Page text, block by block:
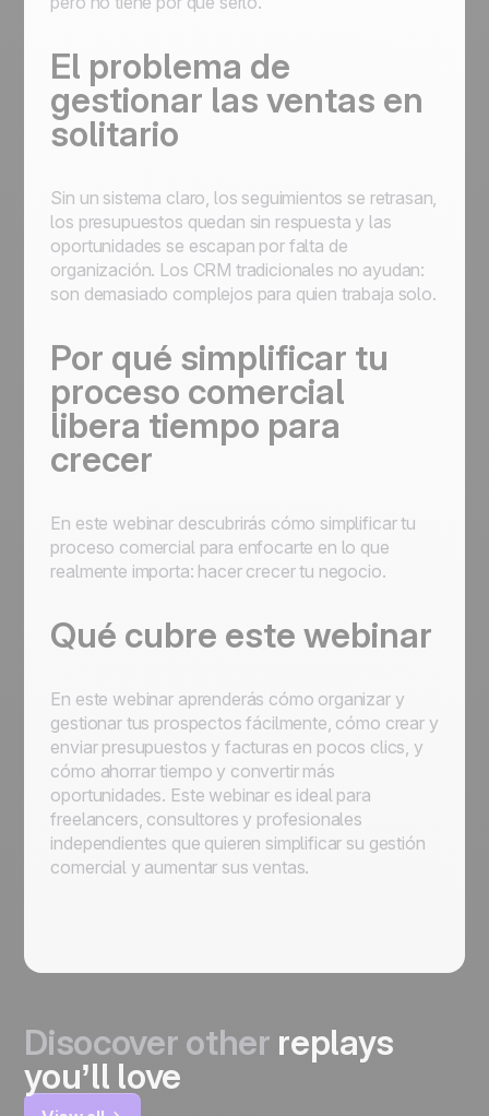
El problema de
gestionar las ventas en
solitario
Sin un sistema claro, los seguimientos se retrasan,
los presupuestos quedan sin respuesta y las
oportunidades se escapan por falta de
organización. Los CRM tradicionales no ayudan:
son demasiado complejos para quien trabaja solo.
Por qué simplificar tu
proceso comercial
libera tiempo para
crecer
En este webinar descubrirás cómo simplificar tu
proceso comercial para enfocarte en lo que
realmente importa: hacer crecer tu negocio.
Qué cubre este webinar
En este webinar aprenderás cómo organizar y
gestionar tus prospectos fácilmente, cómo crear y
enviar presupuestos y facturas en pocos clics, y
cómo ahorrar tiempo y convertir más
oportunidades. Este webinar es ideal para
freelancers, consultores y profesionales
independientes que quieren simplificar su gestión
comercial y aumentar sus ventas.
Disocover other replays
you’ll love